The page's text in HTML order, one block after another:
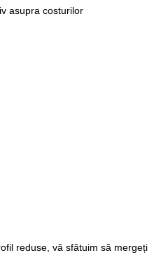
asupra costurilor
reduse, vă sfătuim să mergeți